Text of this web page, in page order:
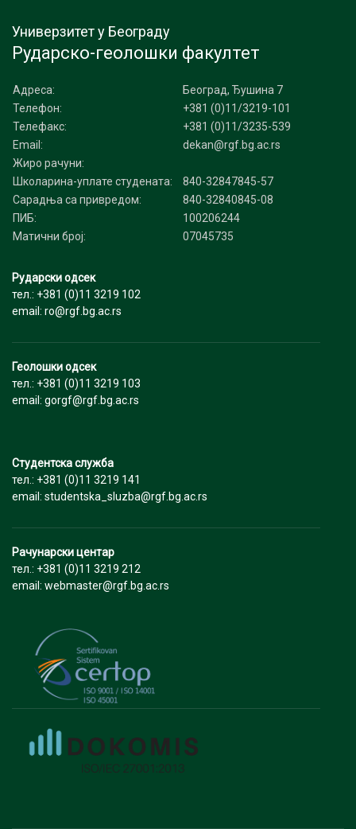
Универзитет у Београду
Рударско-геолошки факултет
Адреса:
Београд, Ђушина 7
Телефон:
+381 (0)11/3219-101
Телефакс:
+381 (0)11/3235-539
Email:
dekan@rgf.bg.ac.rs
Жиро рачуни:
Школарина-уплате студената:
840-32847845-57
Сарадња са привредом:
840-32840845-08
ПИБ:
100206244
Матични број:
07045735
Рударски одсек
тел.: +381 (0)11 3219 102
email: ro@rgf.bg.ac.rs
Геолошки одсек
тел.: +381 (0)11 3219 103
email: gorgf@rgf.bg.ac.rs
Студентска служба
тел.: +381 (0)11 3219 141
email: studentska_sluzba@rgf.bg.ac.rs
Рачунарски центар
тел.: +381 (0)11 3219 212
email: webmaster@rgf.bg.ac.rs